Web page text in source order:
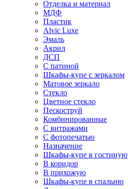
Отделка и материал
МДФ
Пластик
Alvic Luxe
Эмаль
Акрил
ДСП
С патиной
Шкафы-купе с зеркалом
Матовое зеркало
Стекло
Цветное стекло
Пескоструй
Комбинированные
С витражами
С фотопечатью
Назначение
Шкафы-купе в гостиную
В коридор
В прихожую
Шкафы-купе в спальню